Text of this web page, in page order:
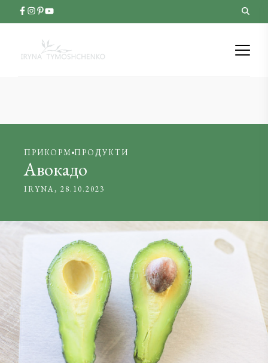
ПРИКОРМ ПРОДУКТИ
Авокадо
IRYNA 28.10.2023